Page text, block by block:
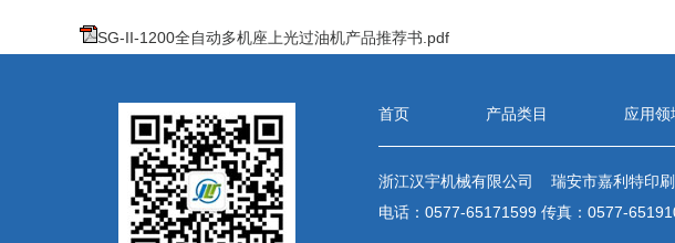
SG-II-1200全自动多机座上光过油机产品推荐书.pdf
首页 产品类目 应用领
浙江汉宇机械有限公司 瑞安市嘉利特印
电话：0577-65171599 传真：0577-